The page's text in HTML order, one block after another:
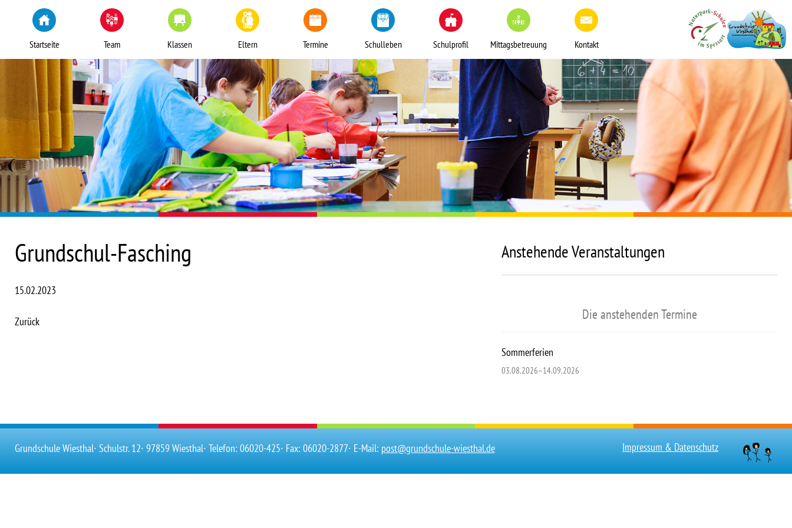
Startseite Team Klassen Eltern Termine Schulleben Schulprofil Mittagsbetreuung Kontakt
Grundschul-Fasching
15.02.2023
Zurück
Anstehende Veranstaltungen
Die anstehenden Termine
Sommerferien
03.08.2026–14.09.2026
Grundschule Wiesthal∙ Schulstr. 12∙ 97859 Wiesthal∙ Telefon: 06020-425∙ Fax: 06020-2877∙ E-Mail: post@grundschule-wiesthal.de Impressum & Datenschutz